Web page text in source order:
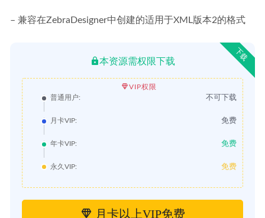
– 兼容在ZebraDesigner中创建的适用于XML版本2的格式
下载
本资源需权限下载
VIP权限
普通用户:
不可下载
月卡VIP: 免费
年卡VIP: 免费
永久VIP: 免费
月卡以上VIP免费